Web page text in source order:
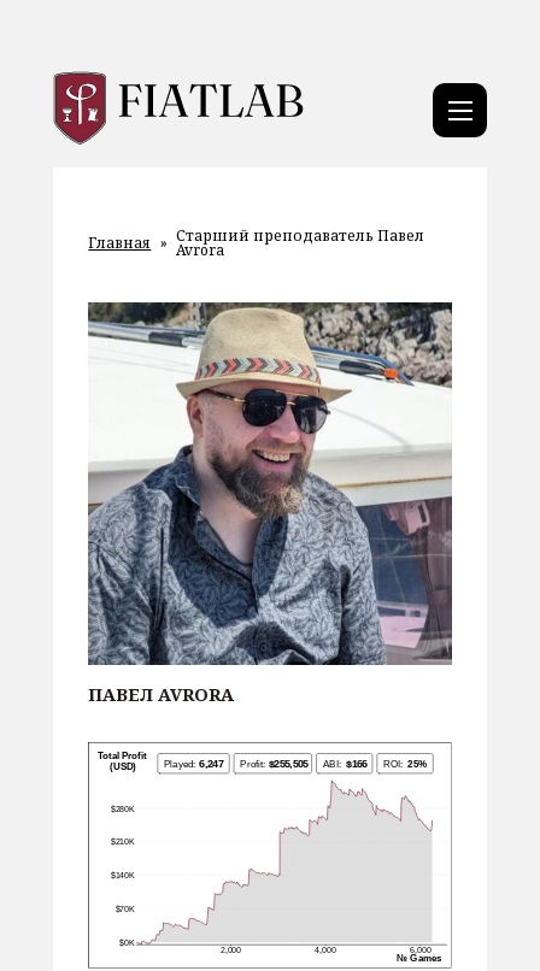
Главная » Старший преподаватель Павел
Avrora
ПАВЕЛ AVRORA